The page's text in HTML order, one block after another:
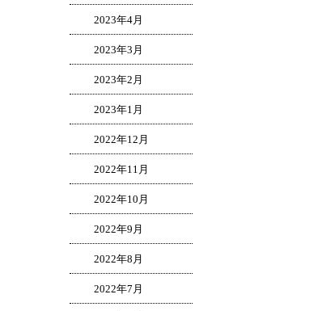
2023年4月
2023年3月
2023年2月
2023年1月
2022年12月
2022年11月
2022年10月
2022年9月
2022年8月
2022年7月